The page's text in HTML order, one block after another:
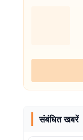
संबंधित खबरें